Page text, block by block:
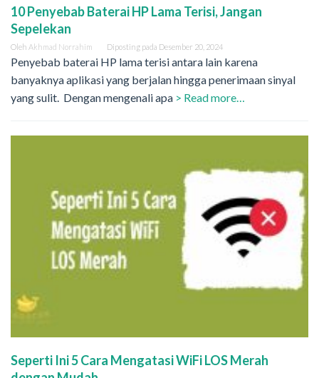
10 Penyebab Baterai HP Lama Terisi, Jangan
Sepelekan
Oleh Akhmad Norrahim Diposting pada Desember 20, 2024
Penyebab baterai HP lama terisi antara lain karena
banyaknya aplikasi yang berjalan hingga penerimaan sinyal
yang sulit. Dengan mengenali apa > Read more…
Seperti Ini 5 Cara Mengatasi WiFi LOS Merah